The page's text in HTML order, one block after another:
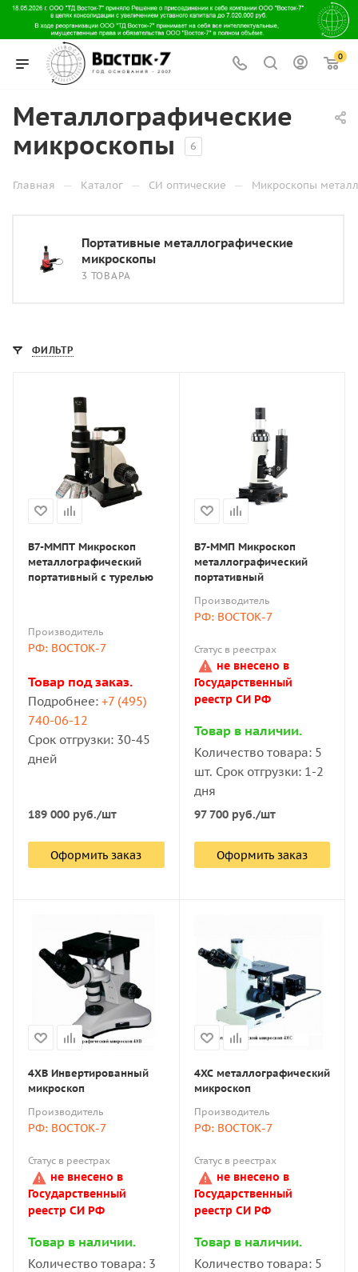
0
Металлографические
микроскопы
6
Главная — Каталог — СИ оптические — Микроскопы
Портативные металлографические
микроскопы
3 ТОВАРА
ФИЛЬТР
В7-ММПТ Микроскоп
металлографический
портативный с турелью
Производитель
РФ: ВОСТОК-7
Товар под заказ.
Подробнее: +7 (495)
740-06-12
Срок отгрузки: 30-45
дней
189 000 руб./шт
Оформить заказ
В7-ММП Микроскоп
металлографический
портативный
Производитель
РФ: ВОСТОК-7
Статус в реестрах
не внесено в
Государственный
реестр СИ РФ
Товар в наличии.
Количество товара: 5
шт. Срок отгрузки: 1-2
дня
97 700руб./шт
Оформить заказ
4XB Инвертированный
микроскоп
Производитель
РФ: ВОСТОК-7
Статус в реестрах
не внесено в
Государственный
реестр СИ РФ
Товар в наличии.
Количество товара: 3
4XC металлографический
микроскоп
Производитель
РФ: ВОСТОК-7
Статус в реестрах
не внесено в
Государственный
реестр СИ РФ
Товар в наличии.
Количество товара: 5